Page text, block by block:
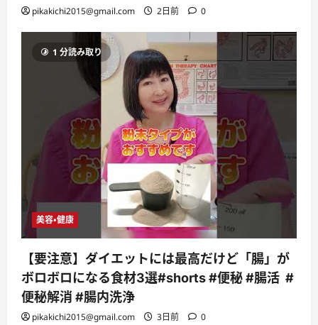
pikakichi2015@gmail.com 2日前 0
1 分読み取り
美容・健康
【要注意】ダイエットには最高だけど「腸」が
ボロボロになる食材3選#shorts #便秘 #腸活 #
便秘解消 #腸内洗浄
pikakichi2015@gmail.com 3日前 0